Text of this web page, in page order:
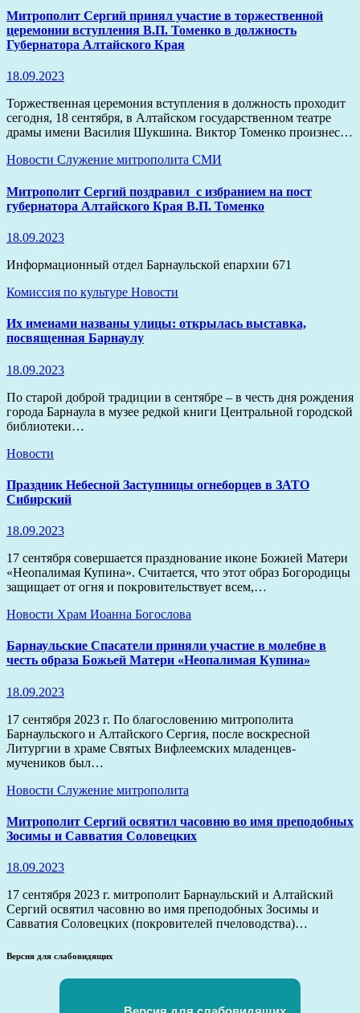
Митрополит Сергий принял участие в торжественной
церемонии вступления В.П. Томенко в должность
Губернатора Алтайского Края
18.09.2023
Торжественная церемония вступления в должность проходит
сегодня, 18 сентября, в Алтайском государственном театре
драмы имени Василия Шукшина. Виктор Томенко произнес…
Новости Служение митрополита СМИ
Митрополит Сергий поздравил с избранием на пост
губернатора Алтайского Края В.П. Томенко
18.09.2023
Информационный отдел Барнаульской епархии 671
Комиссия по культуре Новости
Их именами названы улицы: открылась выставка,
посвященная Барнаулу
18.09.2023
По старой доброй традиции в сентябре – в честь дня рождения
города Барнаула в музее редкой книги Центральной городской
библиотеки…
Новости
Праздник Небесной Заступницы огнеборцев в ЗАТО
Сибирский
18.09.2023
17 сентября совершается празднование иконе Божией Матери
«Неопалимая Купина». Считается, что этот образ Богородицы
защищает от огня и покровительствует всем,…
Новости Храм Иоанна Богослова
Барнаульские Спасатели приняли участие в молебне в
честь образа Божьей Матери «Неопалимая Купина»
18.09.2023
17 сентября 2023 г. По благословению митрополита
Барнаульского и Алтайского Сергия, после воскресной
Литургии в храме Святых Вифлеемских младенцев-
мучеников был…
Новости Служение митрополита
Митрополит Сергий освятил часовню во имя преподобных
Зосимы и Савватия Соловецких
18.09.2023
17 сентября 2023 г. митрополит Барнаульский и Алтайский
Сергий освятил часовню во имя преподобных Зосимы и
Савватия Соловецких (покровителей пчеловодства)…
Версия для слабовидящих